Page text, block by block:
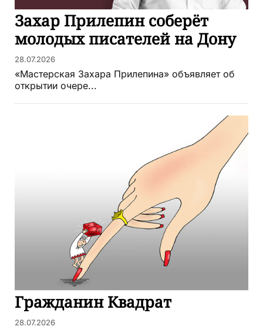
Захар Прилепин соберёт
молодых писателей на Дону
28.07.2026
«Мастерская Захара Прилепина» объявляет об
открытии очере...
​Гражданин Квадрат
28.07.2026